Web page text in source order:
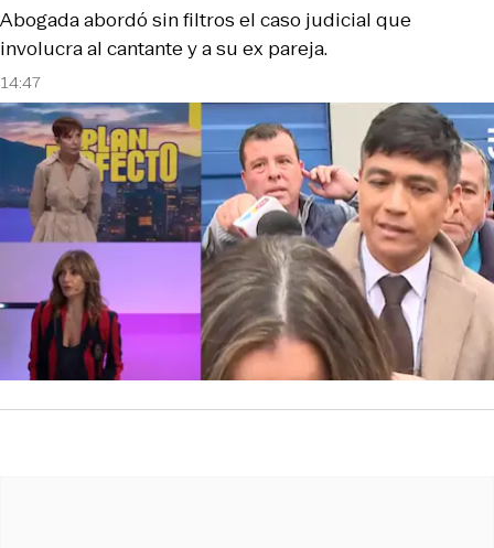
14:47
Abogada abordó sin filtros el caso judicial que
involucra al cantante y a su ex pareja.